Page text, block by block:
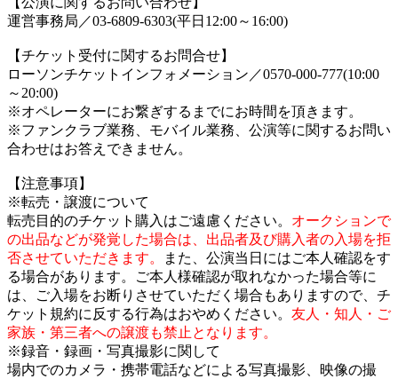
運営事務局／03-6809-6303(平日12:00～16:00)
【チケット受付に関するお問合せ】
ローソンチケットインフォメーション／0570-000-777(10:00
～20:00)
※オペレーターにお繋ぎするまでにお時間を頂きます。
※ファンクラブ業務、モバイル業務、公演等に関するお問い
合わせはお答えできません。
【注意事項】
※転売・譲渡について
転売目的のチケット購入はご遠慮ください。 オークションで
の出品などが発覚した場合は、出品者及び購入者の入場を拒
否させていただきます。
また、公演当日にはご本人確認をす
る場合があります。ご本人様確認が取れなかった場合等に
は、ご入場をお断りさせていただく場合もありますので、チ
ケット規約に反する行為はおやめください。 友人・知人・ご
家族・第三者への譲渡も禁止となります。
※録音・録画・写真撮影に関して
場内でのカメラ・携帯電話などによる写真撮影、映像の撮